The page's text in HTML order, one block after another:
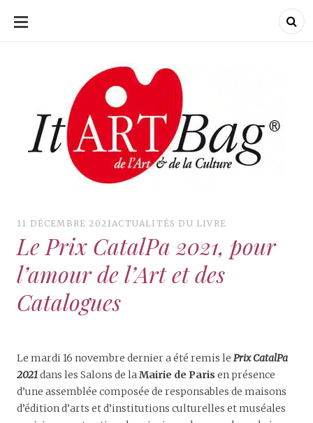
ALLER
CONTENU
ItArtBag
ItArtBag
11 DÉCEMBRE 2021 ACTUALITÉS DU LIVRE
Le Prix CatalPa 2021, pour
l’amour de l’Art et des
Catalogues
Le mardi 16 novembre dernier a été remis le Prix CatalPa
2021dans les Salons de laMairie de Paris en présence
d’une assemblée composée de responsables de maisons
d’édition d’arts et d’institutions culturelles et muséales